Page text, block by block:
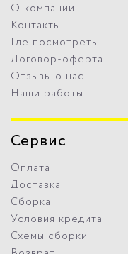
О компании
Контакты
Где посмотреть
Договор-оферта
Отзывы о нас
Наши работы
Сервис
Оплата
Доставка
Сборка
Условия кредита
Схемы сборки